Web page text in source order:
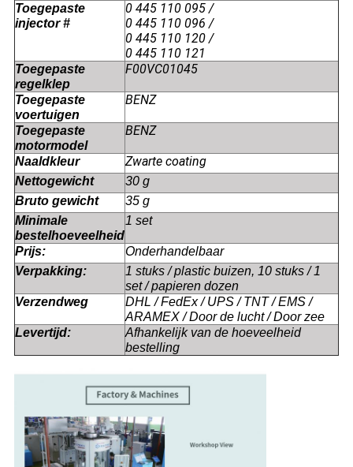
Toegepaste
injector #
0 445 110 095 /
0 445 110 096 /
0 445 110 120 /
0 445 110 121
Toegepaste
regelklep
F00VC01045
Toegepaste
voertuigen
BENZ
Toegepaste
motormodel
BENZ
Naaldkleur Zwarte coating
Nettogewicht
30 g
Bruto gewicht
35 g
Minimale
bestelhoeveelheid
1 set
Prijs:
Onderhandelbaar
Verpakking:
1 stuks / plastic buizen, 10 stuks / 1
set / papieren dozen
Verzendweg
DHL / FedEx / UPS / TNT / EMS /
ARAMEX / Door de lucht / Door zee
Levertijd:
Afhankelijk van de hoeveelheid
bestelling